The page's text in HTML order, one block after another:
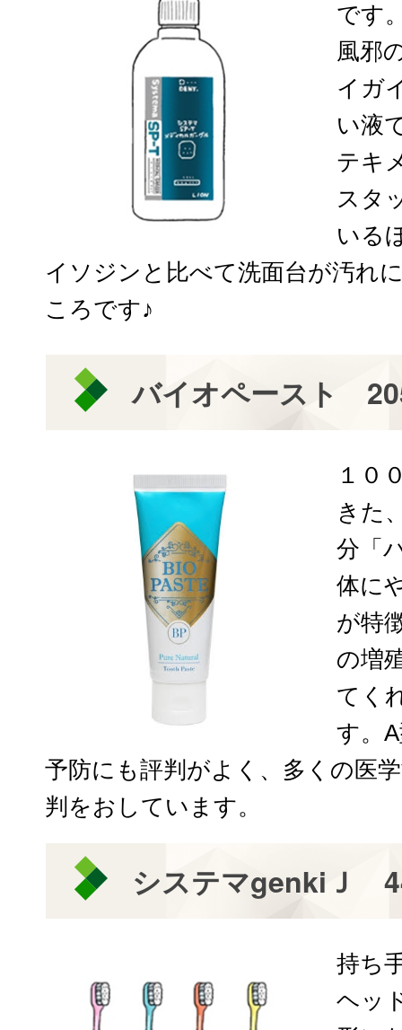
です
風邪
イガ
い液
テキ
スタ
いる
イソジンと比べて洗面台が汚れ
ころです♪
バイオペースト
１０
きた
分「
体に
が特
の増
てく
す。
予防にも評判がよく、多くの医
判をおしています。
システマgenkiＪ
持ち
ヘッ